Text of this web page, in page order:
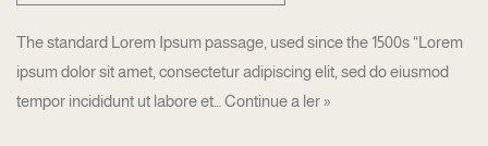
The standard Lorem Ipsum passage, used since the 1500s “Lorem
ipsum dolor sit amet, consectetur adipiscing elit, sed do eiusmod
tempor incididunt ut labore et… Continue a ler »